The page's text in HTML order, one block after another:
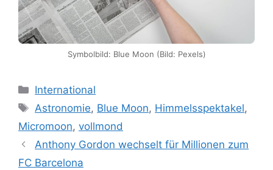
Symbolbild: Blue Moon (Bild: Pexels)
Kategorien
International
Schlagwörter
Astronomie, Blue Moon, Himmelsspektakel,
Micromoon, vollmond
Anthony Gordon wechselt für Millionen zum
FC Barcelona